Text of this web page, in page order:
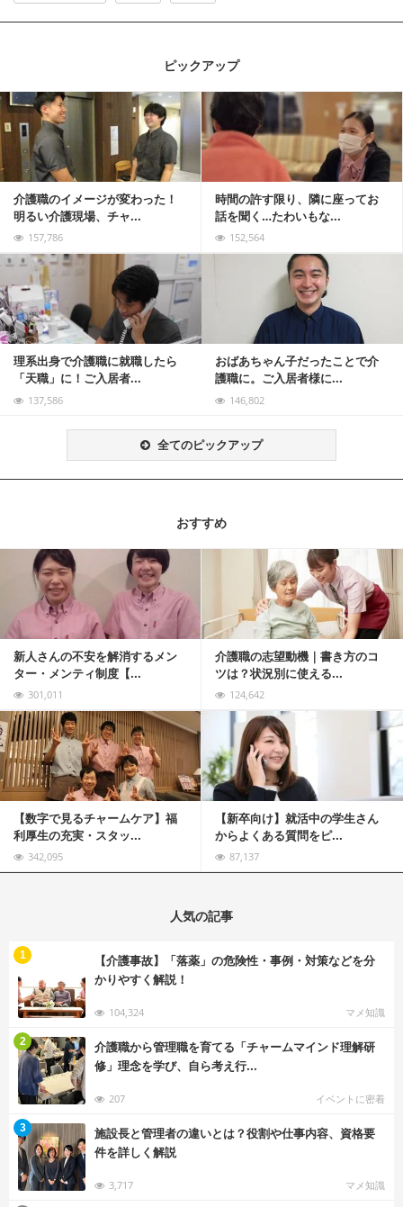
ピックアップ
介護職のイメージが変わった！
明るい介護現場、チャ...
157,786
時間の許す限り、隣に座ってお
話を聞く…たわいもな...
152,564
記事を読む
理系出身で介護職に就職したら
「天職」に！ご入居者...
137,586
おばあちゃん子だったことで介
護職に。ご入居者様に...
146,802
記事を読む
全てのピックアップ
おすすめ
新人さんの不安を解消するメン
ター・メンティ制度【...
301,011
介護職の志望動機｜書き方のコ
ツは？状況別に使える...
124,642
記事を読む
【数字で見るチャームケア】福
利厚生の充実・スタッ...
342,095
【新卒向け】就活中の学生さん
からよくある質問をピ...
87,137
記事を読む
人気の記事
【介護事故】「落薬」の危険性・事例・対策などを分
かりやすく解説！
104,324 マメ知識
1
介護職から管理職を育てる「チャームマインド理解研
修」理念を学び、自ら考え行...
207 イベントに密着
2
施設長と管理者の違いとは？役割や仕事内容、資格要
件を詳しく解説
3,717 マメ知識
3